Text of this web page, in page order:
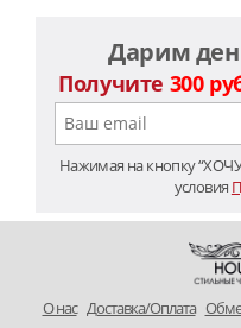
Дарим
Получите 300
Нажимая на кнопку
условия
O нас Доставка/Оплата